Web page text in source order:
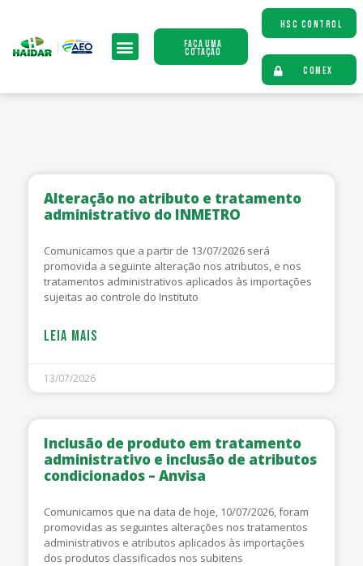
Faça uma
Cotação
HSC CONTROL
COMEX
Alteração no atributo e tratamento
administrativo do INMETRO
Comunicamos que a partir de 13/07/2026 será
promovida a seguinte alteração nos atributos, e nos
tratamentos administrativos aplicados às importações
sujeitas ao controle do Instituto
LEIA MAIS
13/07/2026
Inclusão de produto em tratamento
administrativo e inclusão de atributos
condicionados – Anvisa
Comunicamos que na data de hoje, 10/07/2026, foram
promovidas as seguintes alterações nos tratamentos
administrativos e atributos aplicados às importações
dos produtos classificados nos subitens